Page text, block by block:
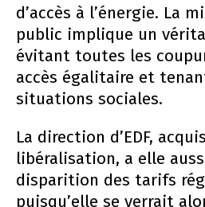
d’accès à l’énergie. La
public implique un
évitant toutes les
accès égalitaire et
situations sociales.
La direction d’EDF,
libéralisation, a elle
disparition des tarifs
puisqu’elle se verrait